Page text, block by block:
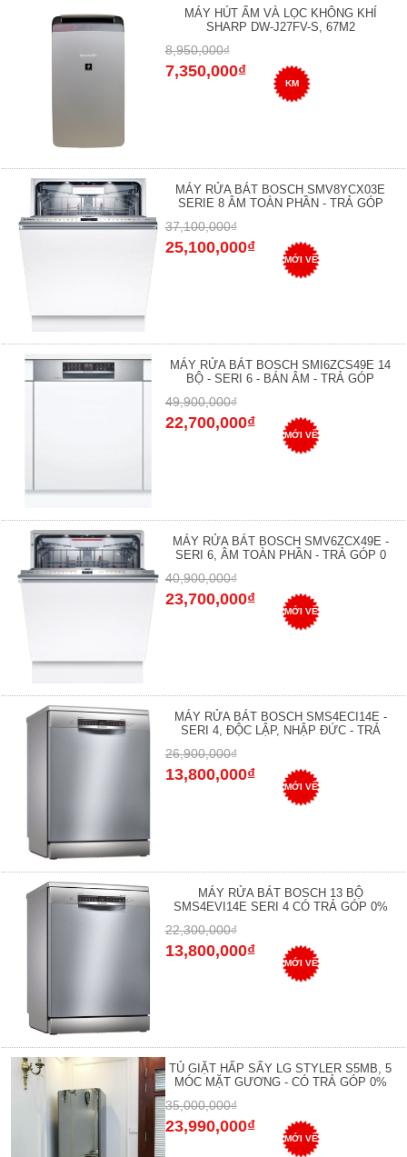
MÁY HÚT ẨM VÀ LỌC KHÔNG KHÍ
SHARP DW-J27FV-S, 67M2
8,950,000₫
7,350,000₫
KM
MÁY RỬA BÁT BOSCH SMV8YCX03E
SERIE 8 ÂM TOÀN PHẦN - TRẢ GÓP
37,100,000₫
25,100,000₫
MỚI VỀ
MÁY RỬA BÁT BOSCH SMI6ZCS49E 14
BỘ - SERI 6 - BÁN ÂM - TRẢ GÓP
49,900,000₫
22,700,000₫
MỚI VỀ
MÁY RỬA BÁT BOSCH SMV6ZCX49E -
SERI 6, ÂM TOÀN PHẦN - TRẢ GÓP 0
40,900,000₫
23,700,000₫
MỚI VỀ
MÁY RỬA BÁT BOSCH SMS4ECI14E -
SERI 4, ĐỘC LẬP, NHẬP ĐỨC - TRẢ
26,900,000₫
13,800,000₫
MỚI VỀ
MÁY RỬA BÁT BOSCH 13 BỘ
SMS4EVI14E SERI 4 CÓ TRẢ GÓP 0%
22,300,000₫
13,800,000₫
MỚI VỀ
TỦ GIẶT HẤP SẤY LG STYLER S5MB, 5
MÓC MẶT GƯƠNG - CÓ TRẢ GÓP 0%
35,000,000₫
23,990,000₫
MỚI VỀ